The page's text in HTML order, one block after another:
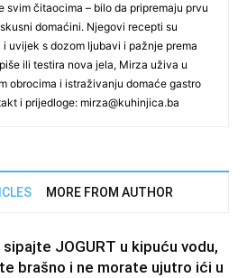
svim čitaocima – bilo da pripremaju prvu
domaćini. Njegovi recepti su
uvijek s dozom ljubavi i pažnje prema
ili testira nova jela, Mirza uživa u
obrocima i istraživanju domaće gastro
i prijedloge: mirza@kuhinjica.ba
MORE FROM AUTHOR
sipajte JOGURT u kipuću vodu,
brašno i ne morate ujutro ići u